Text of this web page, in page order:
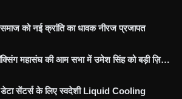
को नई क्रांति का धावक नीरज प्रजापत
महासंघ की आम सभा में उमेश सिंह को बड़ी ज़ि…
सेंटर्स के लिए स्वदेशी Liquid Cooling